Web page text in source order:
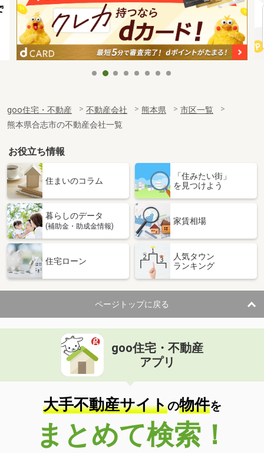
goo住宅・不動産 不動産会社 熊本県
市区一覧
熊本県合志市の不動産会社一覧
お役立ち情報
住まいのコラム
「住みたい街」
を見つけよう
暮らしのデータ
(補助金・助成金情報)
家賃相場
住宅ローン
人気タウン
ランキング
ページトップに戻る
goo住宅・不動産
アプリ
大手不動産サイトの物件を
まとめて検索！